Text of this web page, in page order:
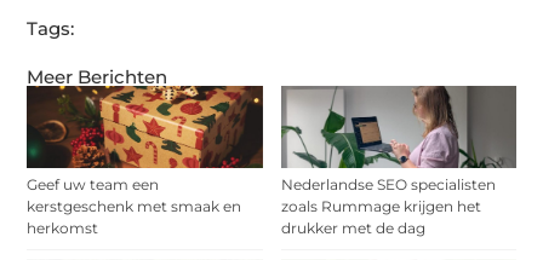
Meer Berichten
Geef uw team een
kerstgeschenk met smaak en
herkomst
Nederlandse SEO specialisten
zoals Rummage krijgen het
drukker met de dag
Tags: